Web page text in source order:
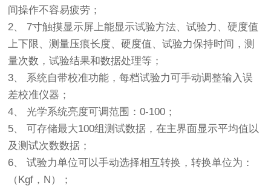
间操作不容易疲劳；
2、 7寸触摸显示屏上能显示试验方法、试验力、硬度值
上下限、测量压痕长度、硬度值、试验力保持时间，测
量次数，试验结果和数据处理等；
3、 系统自带校准功能，每档试验力可手动调整输入误
差校准仪器；
4、 光学系统亮度可调范围：0-100；
5、 可存储最大100组测试数据，在主界面显示平均值以
及测试次数数据；
6、 试验力单位可以手动选择相互转换，转换单位为：
（Kgf，N）；